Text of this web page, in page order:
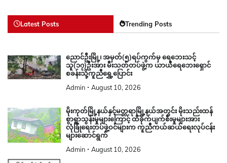
Latest Posts Trending Posts
ညောင်ဦးမြို့၊ အမှတ်(၅)ရပ်ကွက်မှ ရေဘေးသင့်
သူ(၁၇)ဦးအား မီးသတ်တပ်ဖွဲ့က ယာယီရေဘေးရှောင်
စခန်းသို့ကူညီရွှေ့ပြောင်း
Admin August 10, 2026
မိုးကုတ်မြို့နယ်နှင့်မတ္တရာမြို့နယ်အတွင်း မိုးသည်းထန်
စွာရွာသွန်းမှုများကြောင့် ထိခိုက်ပျက်စီးမှုများအား
လုံခြုံရေးတပ်ဖွဲ့ဝင်များက ကူညီကယ်ဆယ်ရေးလုပ်ငန်း
များဆောင်ရွက်
Admin August 10, 2026